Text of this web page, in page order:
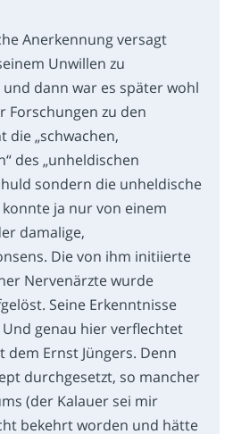
Anerkennung versagt
Unwillen zu
dann war es später wohl
Forschungen zu den
die „schwachen,
des „unheldischen
sondern die unheldische
ja nur von einem
damalige,
Die von ihm initiierte
Nervenärzte wurde
Seine Erkenntnisse
genau hier verflechtet
dem Ernst Jüngers. Denn
durchgesetzt, so mancher
(der Kalauer sei mir
bekehrt worden und hätte